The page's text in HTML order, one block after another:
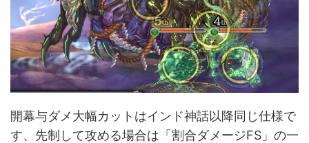
開幕与ダメ大幅カットはインド神話以降同じ仕様で
す、先制して攻める場合は「割合ダメージFS」の一